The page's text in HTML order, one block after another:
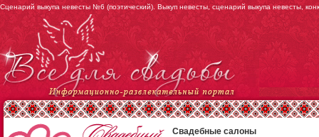
Сценарий выкупа невесты №6 (поэтический). Выкуп невесты, сценарий выкупа невесты,
Свадебные салоны